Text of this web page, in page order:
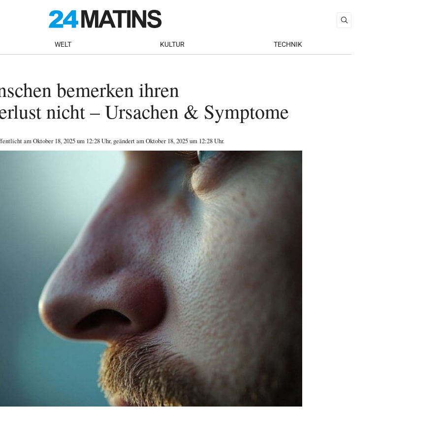
WELT KULTUR TECHNIK
bemerken ihren
nicht – Ursachen & Symptome
amOktober 18, 2025um 12:28 Uhr, geändert am Oktober 18, 2025 um 12:28 Uhr.